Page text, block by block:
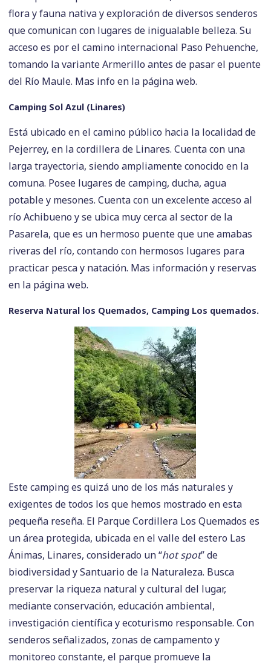
flora y fauna nativa y exploración de diversos senderos
que comunican con lugares de inigualable belleza. Su
acceso es por el camino internacional Paso Pehuenche,
tomando la variante Armerillo antes de pasar el puente
del Río Maule. Mas info en la página web.
Camping Sol Azul (Linares)
Está ubicado en el camino público hacia la localidad de
Pejerrey, en la cordillera de Linares. Cuenta con una
larga trayectoria, siendo ampliamente conocido en la
comuna. Posee lugares de camping, ducha, agua
potable y mesones. Cuenta con un excelente acceso al
río Achibueno y se ubica muy cerca al sector de la
Pasarela, que es un hermoso puente que une amabas
riveras del río, contando con hermosos lugares para
practicar pesca y natación. Mas información y reservas
en la página web.
Reserva Natural los Quemados, Camping Los quemados.
Este camping es quizá uno de los más naturales y
exigentes de todos los que hemos mostrado en esta
pequeña reseña. El Parque Cordillera Los Quemados es
un área protegida, ubicada en el valle del estero Las
Ánimas, Linares, considerado un “hot spot” de
biodiversidad y Santuario de la Naturaleza. Busca
preservar la riqueza natural y cultural del lugar,
mediante conservación, educación ambiental,
investigación científica y ecoturismo responsable. Con
senderos señalizados, zonas de campamento y
monitoreo constante, el parque promueve la